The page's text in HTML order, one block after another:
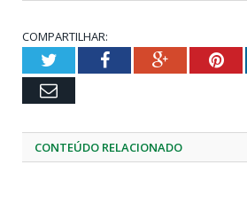
COMPARTILHAR:
TwitterFacebookGoogle+
Email
CONTEÚDO RELACIONADO